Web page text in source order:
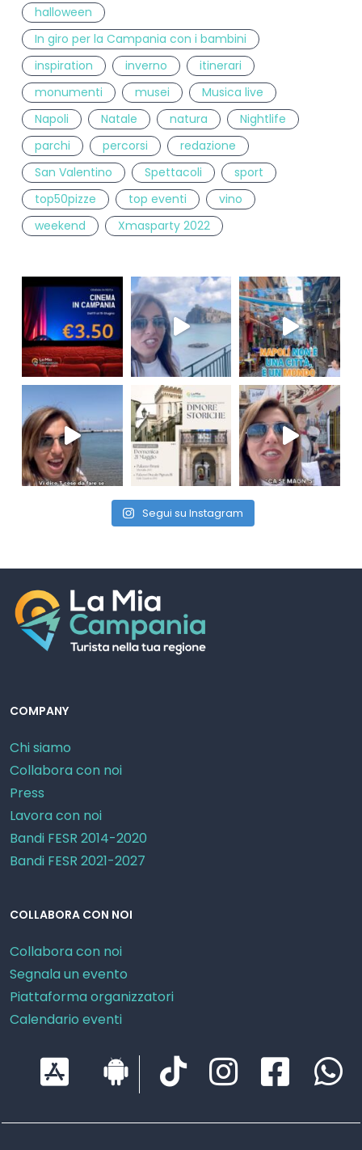
halloween
In giro per la Campania con i bambini
inspiration
inverno
itinerari
monumenti
musei
Musica live
Napoli
Natale natura
Nightlife
parchi
percorsi
redazione
San Valentino
Spettacoli
sport
top50pizze
top eventi
vino
weekend
Xmasparty 2022
Segui su Instagram
COMPANY
Chi siamo
Collabora con noi
Press
Lavora con noi
Bandi FESR 2014-2020
Bandi FESR 2021-2027
COLLABORA CON NOI
Collabora con noi
Segnala un evento
Piattaforma organizzatori
Calendario eventi